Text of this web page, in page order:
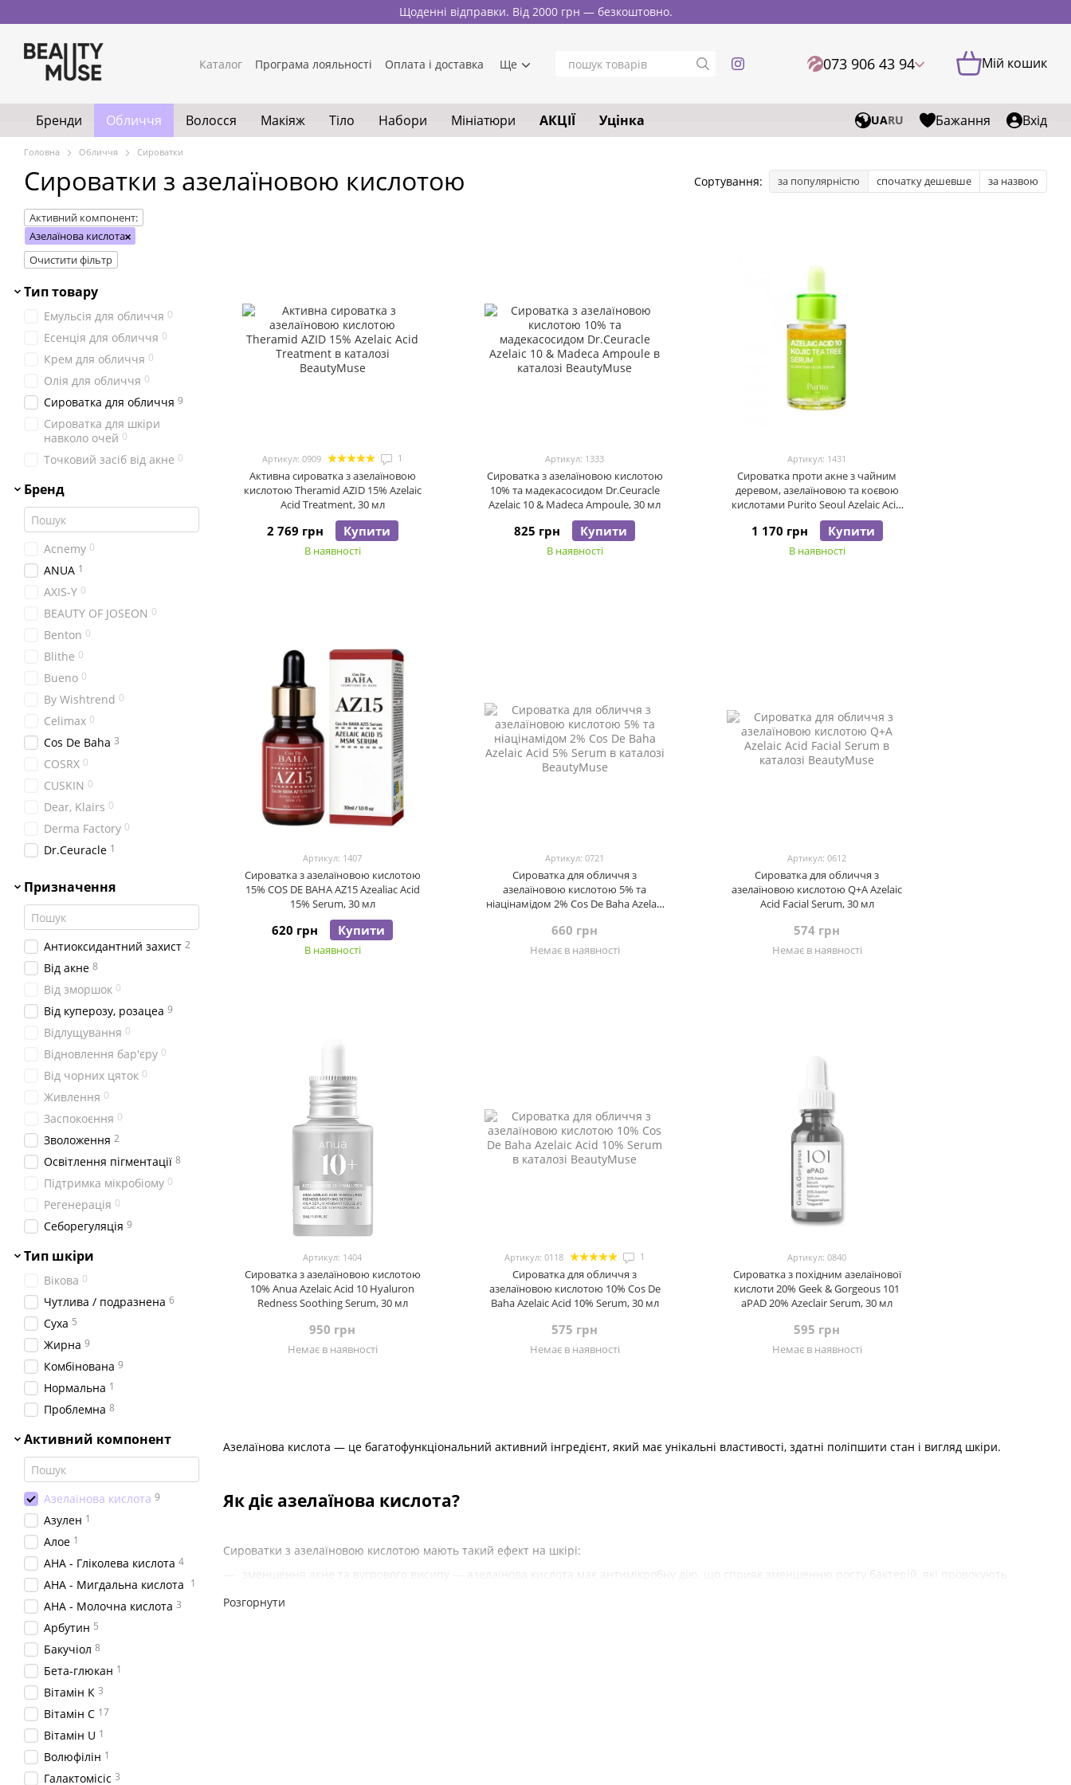
Щоденні відправки. Від 2000 грн — безкоштовно.
Каталог Програма лояльності Оплата і доставка Ще 073 906 43 94 Мій кошик
Бренди Обличчя Волосся Макіяж Тіло Набори Мініатюри АКЦІЇ Уцінка UARU Бажання Вхід
Головна Обличчя Сироватки
Сироватки з азелаїновою кислотою Сортування: за популярністю спочатку дешевше за назвою
Азелаїнова кислота — це багатофункціональний активний інгредієнт, який має унікальні властивості, здатні поліпшити стан і вигляд шкіри.
Як діє азелаїнова кислота?
Сироватки з азелаїновою кислотою мають такий ефект на шкірі:
зменшення акне та вугрового висипу — азелаїнова кислота має антимікробну дію, що сприяє зменшенню росту бактерій, які провокують
Розгорнути
Артикул: 0909 1
Активна сироватка з азелаїновою
кислотою Theramid AZID 15% Azelaic
Acid Treatment, 30 мл
2 769 грн Купити
В наявності
Артикул: 1333
Сироватка з азелаїновою кислотою
10% та мадекасосидом Dr.Ceuracle
Azelaic 10 & Madeca Ampoule, 30 мл
825 грн Купити
В наявності
Артикул: 1431
Сироватка проти акне з чайним
деревом, азелаїновою та коєвою
кислотами Purito Seoul Azelaic Acid
10 Kojic Tea Tree Serum, 30 мл
1 170 грн Купити
В наявності
Артикул: 1407
Сироватка з азелаїновою кислотою
15% COS DE BAHA AZ15 Azealiac Acid
15% Serum, 30 мл
620 грн Купити
В наявності
Артикул: 0721
Сироватка для обличчя з
азелаїновою кислотою 5% та
ніацінамідом 2% Cos De Baha Azelaic
660 грн
Немає в наявності
Артикул: 0612
Сироватка для обличчя з
азелаїновою кислотою Q+A Azelaic
Acid Facial Serum, 30 мл
574 грн
Немає в наявності
Артикул: 1404
Сироватка з азелаїновою кислотою
10% Anua Azelaic Acid 10 Hyaluron
Redness Soothing Serum, 30 мл
950 грн
Немає в наявності
Артикул: 0118 1
Сироватка для обличчя з
азелаїновою кислотою 10% Cos De
Baha Azelaic Acid 10% Serum, 30 мл
575 грн
Немає в наявності
Артикул: 0840
Сироватка з похідним азелаїнової
кислоти 20% Geek & Gorgeous 101
aPAD 20% Azeclair Serum, 30 мл
595 грн
Немає в наявності
Активний компонент:
Азелаїнова кислота
Очистити фільтр
Тип товару
Емульсія для обличчя 0
Есенція для обличчя 0
Крем для обличчя 0
Олія для обличчя 0
Сироватка для обличчя 9
Сироватка для шкіри
навколо очей 0
Точковий засіб від акне 0
Бренд
Acnemy 0
ANUA 1
AXIS-Y 0
BEAUTY OF JOSEON 0
Benton 0
Blithe 0
Bueno 0
By Wishtrend 0
Celimax 0
Cos De Baha 3
COSRX 0
CUSKIN 0
Dear, Klairs 0
Derma Factory 0
Dr.Ceuracle 1
Geek&Gorgeous
HoliFrog
0
IUNIK
J'sDerma
Koy 0
Manyo 0
Mary&May
Medi-Peel
Real Barrier
ROUND LAB
SKIN1004
SKIN&LAB
THERAMID
TOCOBO 0
TRANSPARENT-LAB
UIQ 0
Usolab 0
Numbuzin 0
Призначення
Антиоксидантний захист 2
Від акне 8
Від зморшок 0
Від куперозу, розацеа 9
Відлущування 0
Відновлення бар'єру 0
Від чорних цяток 0
Живлення 0
Заспокоєння 0
Зволоження 2
Освітлення пігментації 8
Підтримка мікробіому 0
Регенерація 0
Себорегуляція 9
Тип шкіри
Вікова 0
Чутлива / подразнена 6
Суха 5
Жирна 9
Комбінована 9
Нормальна 1
Проблемна 8
Активний компонент
Азелаїнова кислота 9
Азулен 1
Алое 1
АНА - Гліколева кислота 4
АНА - Мигдальна кислота 1
АНА - Молочна кислота 3
Арбутин 5
Бакучіол 8
Бета-глюкан 1
Вітамін К 3
Вітамін С 17
Вітамін U 1
Волюфілін 1
Галактомісіс 3